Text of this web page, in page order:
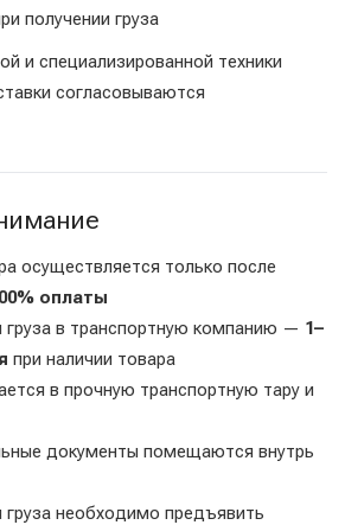
получении груза
и специализированной техники
согласовываются
осуществляется только после
оплаты
груза в транспортную компанию — 1–
при наличии товара
в прочную транспортную тару и
документы помещаются внутрь
груза необходимо предъявить